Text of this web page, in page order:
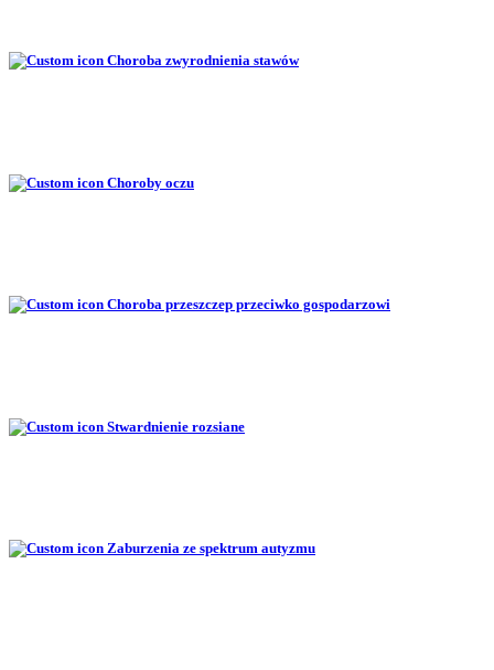
Choroba zwyrodnienia stawów
Choroby oczu
Choroba przeszczep przeciwko gospodarzowi
Stwardnienie rozsiane
Zaburzenia ze spektrum autyzmu